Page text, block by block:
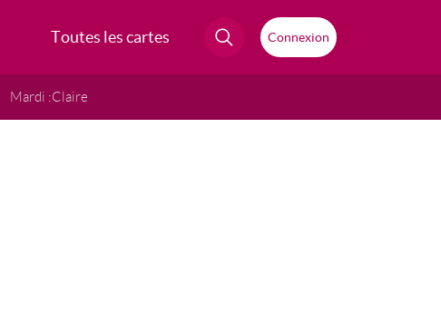
Toutes les cartes Connexion
Mardi :Claire